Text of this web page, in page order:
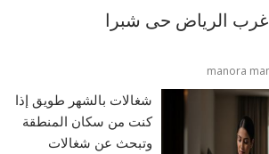
غرب الرياض حى شبرا
manora
شغالات بالشهر طويق إذا
كنت من سكان المنطقة
وتبحث عن شغالات